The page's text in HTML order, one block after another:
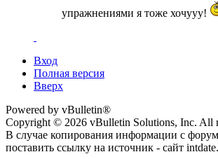
упражнениями я тоже хочууу!
Вход
Полная версия
Вверх
Powered by vBulletin®
Copyright © 2026 vBulletin Solutions, Inc. All
В случае копирования информации с
поставить ссылку на источник - сайт